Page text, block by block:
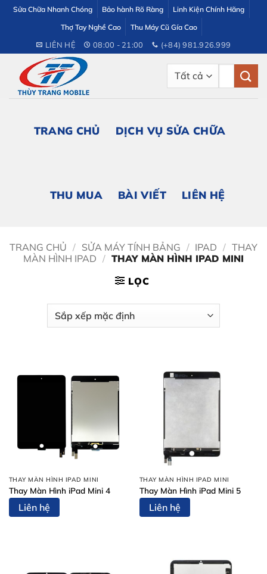
dung
Sửa Chữa Nhanh Chóng Bảo hành Rõ Ràng
Linh Kiện Chính Hãng
Thợ Tay Nghề Cao
Thu Máy Cũ Gía Cao
LIÊN HỆ 08:00 - 21:00 (+84) 981.926.999
TRANG CHỦ DỊCH VỤ SỬA CHỮA
THU MUA BÀI VIẾT LIÊN HỆ
TRANG CHỦ / SỬA MÁY TÍNH BẢNG / IPAD / THAY
MÀN HÌNH IPAD / THAY MÀN HÌNH IPAD MINI
LỌC
THAY MÀN HÌNH IPAD MINI
Thay Màn Hình iPad Mini 4
Liên hệ
THAY MÀN HÌNH IPAD MINI
Thay Màn Hình iPad Mini 5
Liên hệ